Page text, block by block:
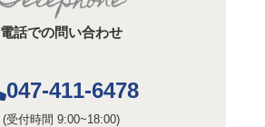
電話での問い合わせ
047-411-6478
(受付時間 9:00~18:00)